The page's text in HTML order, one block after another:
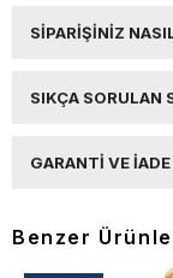
SIPARIŞINIZ
SIKÇA SORULAN
GARANTI VE
Benzer